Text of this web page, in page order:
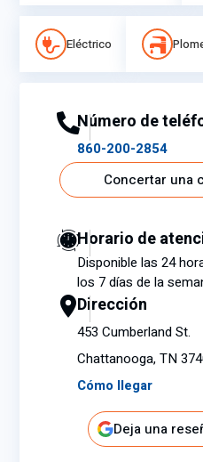
Eléctrico
Número de
860-200-2854
Concertar una
Horario de
Disponible las 24
los 7 días de la
Dirección
453 Cumberland St.
Chattanooga, TN
Cómo llegar
Deja una